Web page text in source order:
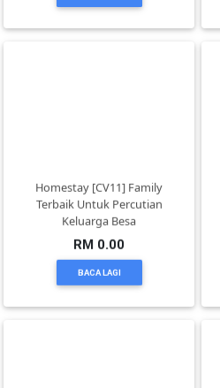
Homestay [CV11] Family
Terbaik Untuk Percutian
Keluarga Besa
RM 0.00
BACA LAGI
PELANCONGAN(1)
PEKERJAAN(0)
SERVIS(17)
HARTA
BENDA(1)